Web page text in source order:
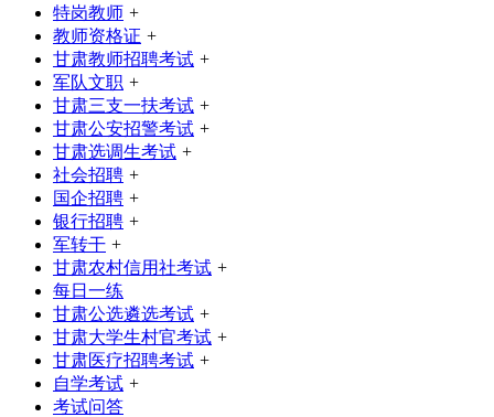
特岗教师 +
教师资格证 +
甘肃教师招聘考试 +
军队文职 +
甘肃三支一扶考试 +
甘肃公安招警考试 +
甘肃选调生考试 +
社会招聘 +
国企招聘 +
银行招聘 +
军转干 +
甘肃农村信用社考试 +
每日一练
甘肃公选遴选考试 +
甘肃大学生村官考试 +
甘肃医疗招聘考试 +
自学考试 +
考试问答